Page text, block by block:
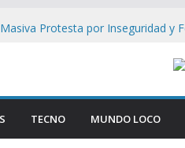
Protesta por Inseguridad y
Colisiona con la Luna: Crece la
desmantelan testimonio clave de
Cuadernos
TECNO MUNDO LOCO